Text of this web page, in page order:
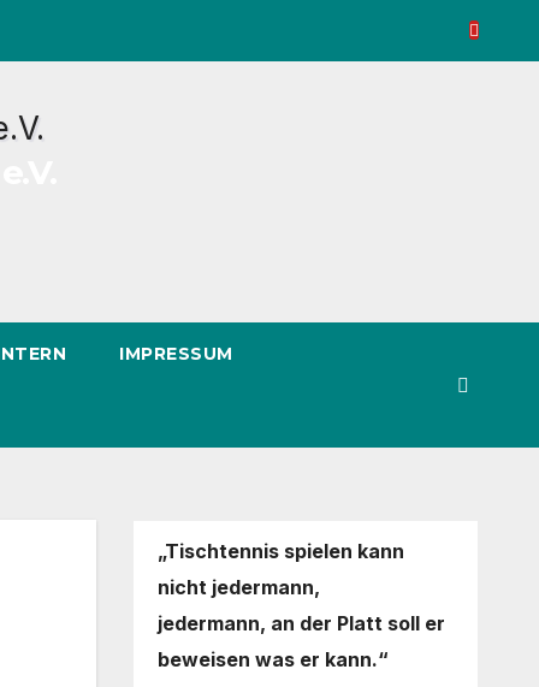
IMPRESSUM
„Tischtennis spielen kann
nicht jedermann,
jedermann, an der Platt soll er
beweisen was er kann.“